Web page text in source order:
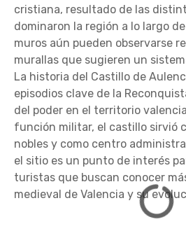
cristiana, resultado de las
dominaron la región a lo largo
muros aún pueden observarse
murallas que sugieren un
La historia del Castillo de
episodios clave de la
del poder en el territorio
función militar, el castillo sirvió
nobles y como centro
el sitio es un punto de interés
turistas que buscan conocer
medieval de Valencia y su